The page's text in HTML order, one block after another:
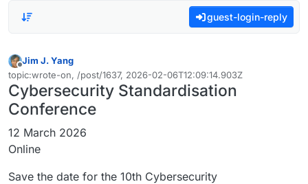
guest-login-reply
Frakoblet
Jim J. Yang
topic:wrote-on, /post/1637, 2026-02-06T12:09:14.903Z
Sist endret av
Cybersecurity Standardisation
Conference
12 March 2026
Online
Save the date for the 10th Cybersecurity